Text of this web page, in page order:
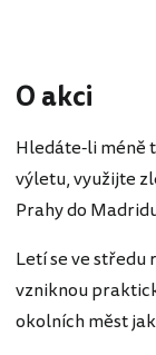
O akci
Hledáte-li méně
výletu, využijte
Prahy do
Letí se ve středu
vzniknou
okolních měst